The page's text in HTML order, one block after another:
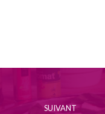
SUIVANT